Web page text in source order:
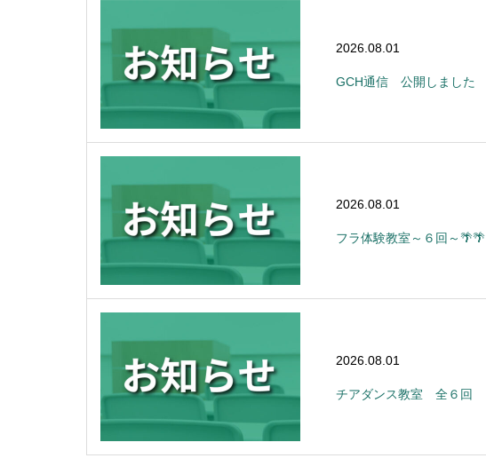
2026.08.01
GCH通信 公開しました
2026.08.01
フラ体験教室～６回～🌴🌴
2026.08.01
チアダンス教室 全６回